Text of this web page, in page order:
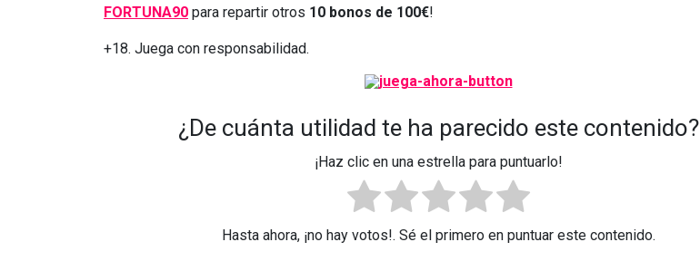
FORTUNA90 para repartir otros 10 bonos de 100€!
+18. Juega con responsabilidad.
¿De cuánta utilidad te ha parecido este contenido?
¡Haz clic en una estrella para puntuarlo!
Hasta ahora, ¡no hay votos!. Sé el primero en puntuar este contenido.